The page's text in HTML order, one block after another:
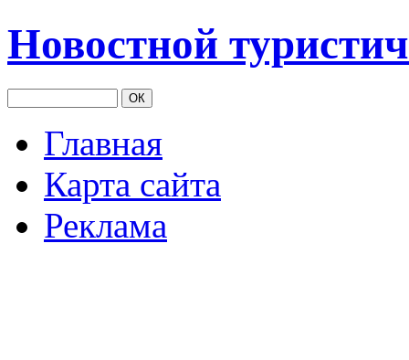
Новостной
Главная
Карта сайта
Реклама